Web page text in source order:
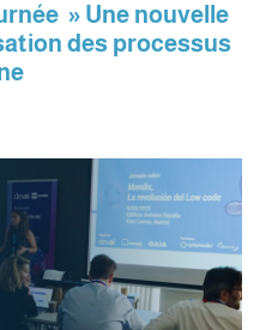
» Une nouvelle
des processus